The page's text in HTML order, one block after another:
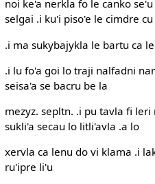
noi ke'a nerkla fo le canko
selgai .i ku'i piso'e le cimdre cu
.i ma sukybajykla le bartu ca
.i lu fo'a goi lo traji nalfadni
seisa'a se bacru be la
mezyz. sepltn. .i pu tavla fi
sukli'a secau lo litli'avla .a lo
xervla ca lenu do vi klama .i
ru'ipre li'u